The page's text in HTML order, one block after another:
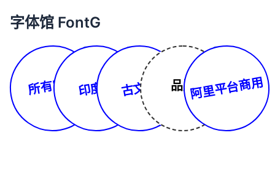
字体馆 FontG
所有字体 印度文 古文体 品牌阿里平台商用